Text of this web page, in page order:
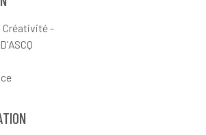
Créativité -